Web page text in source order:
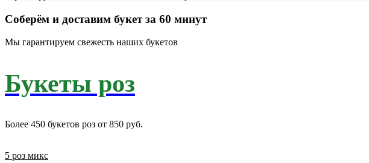
Соберём и доставим букет за 60 минут
Мы гарантируем свежесть наших букетов
Букеты роз
Более 450 букетов роз от 850 руб.
5 роз микс